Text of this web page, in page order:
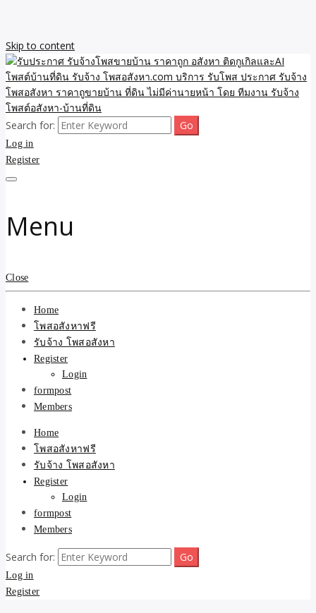
Skip to content
รับประกาศ รับจ้างโพสขาย
บ้าน ราคาถูก อสังหา ติดกู
รับจ้าง โพสอสังหา.com
บริการ รับโพส ประกาศ
รับจ้างโพสอสังหา ราคาถู
ขายบ้าน ที่ดิน ไม่มีค่านาย
หน้า โดย ทีมงาน รับจ้าง
โพสต์อสังหา-บ้านที่ดิน
รับจ้างโพสขายบ้าน ราคาถูก ประกาศ ขายอสังหา โฆษณา ไม่มีค่านาย
หน้า โพสอสังหา รับจ้างโพสขายบ้านบริการ รับจ้างโพสอสังหา ราคาถูก
ขายบ้าน ขายที่ดิน เว็บประกาศ โพส โฆษณา ลงประกาศฟรี
Search for:
Log in
Register
Menu
Close
Home
โพสอสังหาฟรี
รับจ้าง โพสอสังหา
Register
Login
formpost
Members
Home
โพสอสังหาฟรี
รับจ้าง โพสอสังหา
Register
Login
formpost
Members
Search for:
Log in
Register